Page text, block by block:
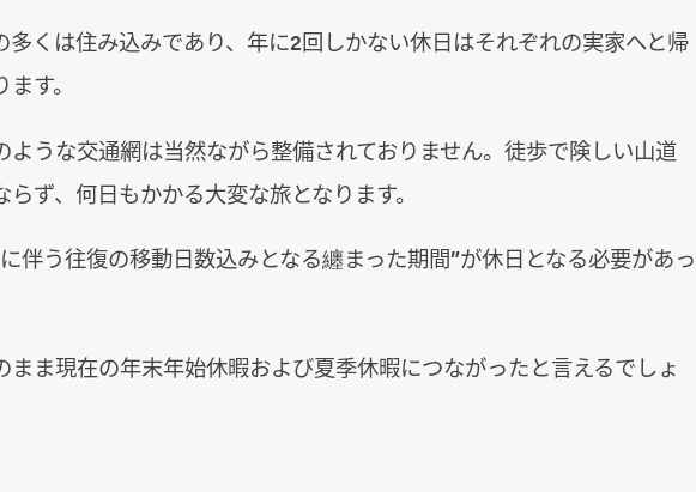
多くは住み込みであり、年に2回しかない休日はそれぞれの実家へと帰
す。
ような交通網は当然ながら整備されておりません。徒歩で険しい山道
ず、何日もかかる大変な旅となります。
伴う往復の移動日数込みとなる纏まった期間”が休日となる必要があっ
まま現在の年末年始休暇および夏季休暇につながったと言えるでしょ